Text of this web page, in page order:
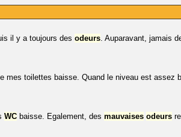
il y a toujours des odeurs . Auparavant, jamais
mes toilettes baisse. Quand le niveau est assez
WC baisse. Egalement, des mauvaises odeurs